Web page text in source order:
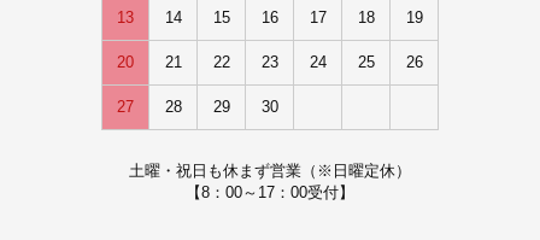
13 14 15 16 17 18 19
20 21 22 23 24 25 26
27 28 29 30
土曜・祝日も休まず営業（※日曜定休）
【8：00～17：00受付】